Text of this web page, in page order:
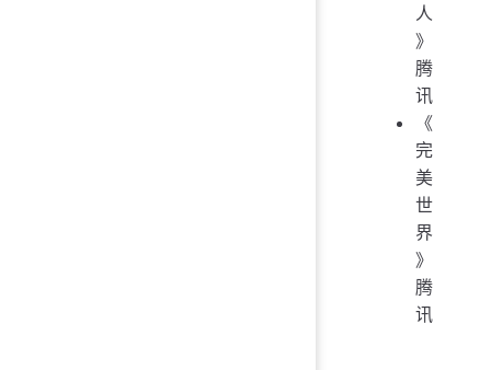
人
》
腾
讯
《
完
美
世
界
》
腾
讯